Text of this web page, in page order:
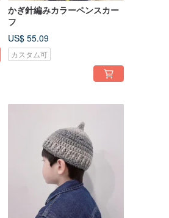
かぎ針編みカラーペンスカー
フ
US$ 55.09
カスタム可